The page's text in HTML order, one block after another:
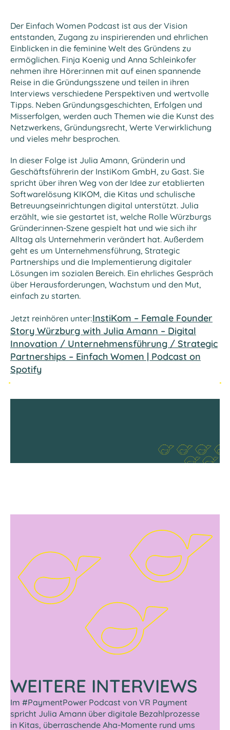
Der Einfach Women Podcast ist aus der Vision
entstanden, Zugang zu inspirierenden und ehrlichen
Einblicken in die feminine Welt des Gründens zu
ermöglichen. Finja Koenig und Anna Schleinkofer
nehmen ihre Hörer:innen mit auf einen spannende
Reise in die Gründungsszene und teilen in ihren
Interviews verschiedene Perspektiven und wertvolle
Tipps. Neben Gründungsgeschichten, Erfolgen und
Misserfolgen, werden auch Themen wie die Kunst des
Netzwerkens, Gründungsrecht, Werte Verwirklichung
und vieles mehr besprochen.
In dieser Folge ist Julia Amann, Gründerin und
Geschäftsführerin der InstiKom GmbH, zu Gast. Sie
spricht über ihren Weg von der Idee zur etablierten
Softwarelösung KIKOM, die Kitas und schulische
Betreuungseinrichtungen digital unterstützt. Julia
erzählt, wie sie gestartet ist, welche Rolle Würzburgs
Gründer:innen-Szene gespielt hat und wie sich ihr
Alltag als Unternehmerin verändert hat. Außerdem
geht es um Unternehmensführung, Strategic
Partnerships und die Implementierung digitaler
Lösungen im sozialen Bereich. Ein ehrliches Gespräch
über Herausforderungen, Wachstum und den Mut,
einfach zu starten.
Jetzt reinhören unter:InstiKom – Female Founder
Story Würzburg with Julia Amann – Digital
Innovation / Unternehmensführung / Strategic
Partnerships – Einfach Women | Podcast on
Spotify
WILLIGUNG,
INHALTE
ANZUZEIGEN
„Akzeptieren
und
anzeigen“
Drittanbieter
(auch
außerhalb
EU)
WEITERE INTERVIEWS
Im #PaymentPower Podcast von VR Payment
spricht Julia Amann über digitale Bezahlprozesse
in Kitas, überraschende Aha-Momente rund ums